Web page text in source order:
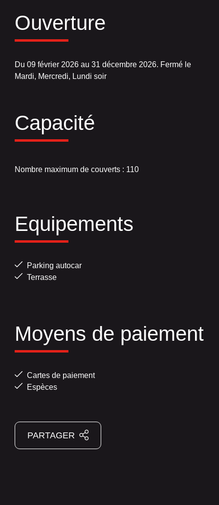
Ouverture
Du 09 février 2026 au 31 décembre 2026. Fermé le
Mardi, Mercredi, Lundi soir
Capacité
Nombre maximum de couverts : 110
Equipements
Parking autocar
Terrasse
Moyens de paiement
Cartes de paiement
Espèces
PARTAGER